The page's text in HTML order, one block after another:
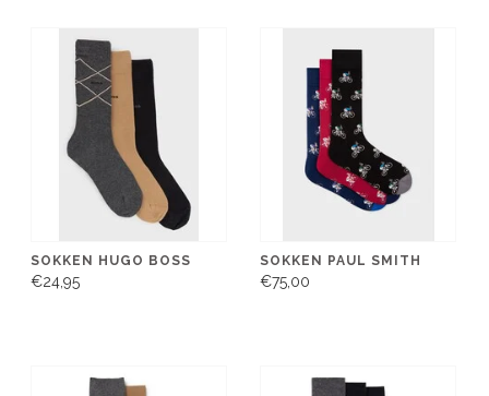
SOKKEN HUGO BOSS
€24,95
SOKKEN PAUL SMITH
€75,00